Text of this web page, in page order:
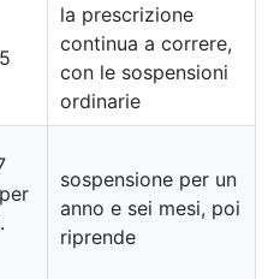
la prescrizione
continua a correre,
con le sospensioni
ordinarie
sospensione per un
anno e sei mesi, poi
riprende